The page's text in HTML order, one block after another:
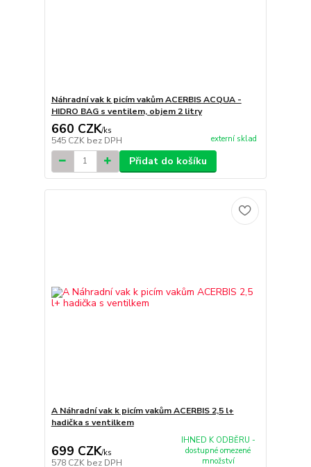
Náhradní vak k picím vakům ACERBIS ACQUA -
HIDRO BAG s ventilem, objem 2 litry
660 CZK/ks
545 CZK bez DPH externí sklad
Přidat do košíku
A Náhradní vak k picím vakům ACERBIS 2,5 l+
hadička s ventilkem
699 CZK/ks
578 CZK bez DPH
IHNED K ODBĚRU -
dostupné omezené
množství